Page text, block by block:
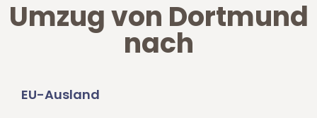
Umzug von Dortmund
nach
EU-Ausland